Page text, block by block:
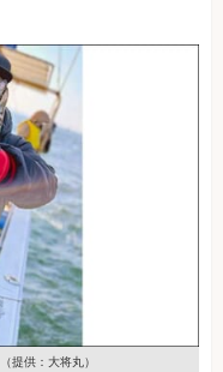
（提供：大将丸）